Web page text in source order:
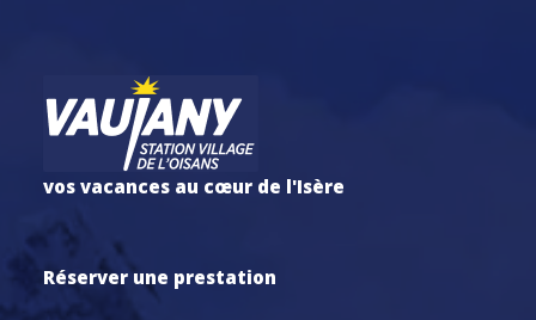
vos vacances au cœur de l'Isère
Réserver une prestation